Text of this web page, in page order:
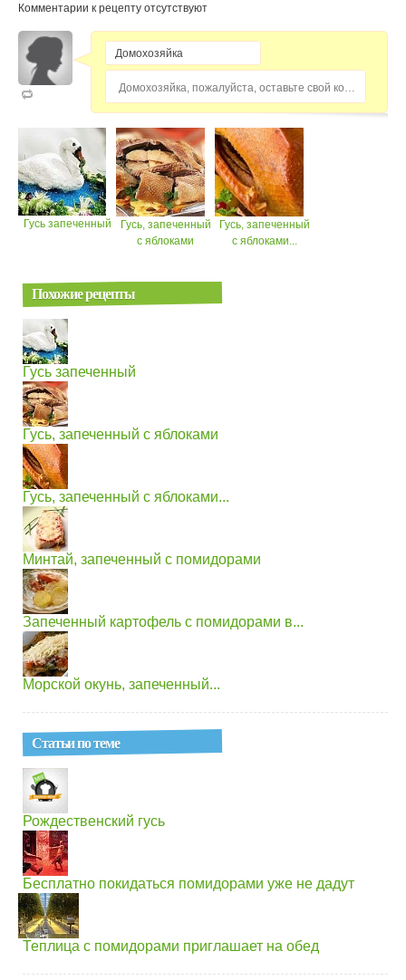
Комментарии к рецепту отсутствуют
Домохозяйка, пожалуйста, оставьте свой комментарий...
Гусь запеченный
Гусь, запеченный
с яблоками
Гусь, запеченный
с яблоками...
Похожие рецепты
Гусь запеченный
Гусь, запеченный с яблоками
Гусь, запеченный с яблоками...
Минтай, запеченный с помидорами
Запеченный картофель с помидорами в...
Морской окунь, запеченный...
Статьи по теме
Рождественский гусь
Бесплатно покидаться помидорами уже не дадут
Теплица с помидорами приглашает на обед